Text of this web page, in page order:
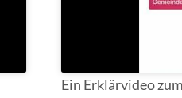
Ein Erklärvideo